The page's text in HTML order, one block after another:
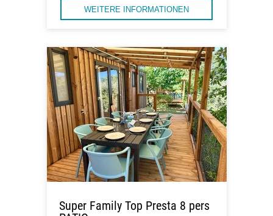
WEITERE INFORMATIONEN
Super Family Top Presta 8 pers